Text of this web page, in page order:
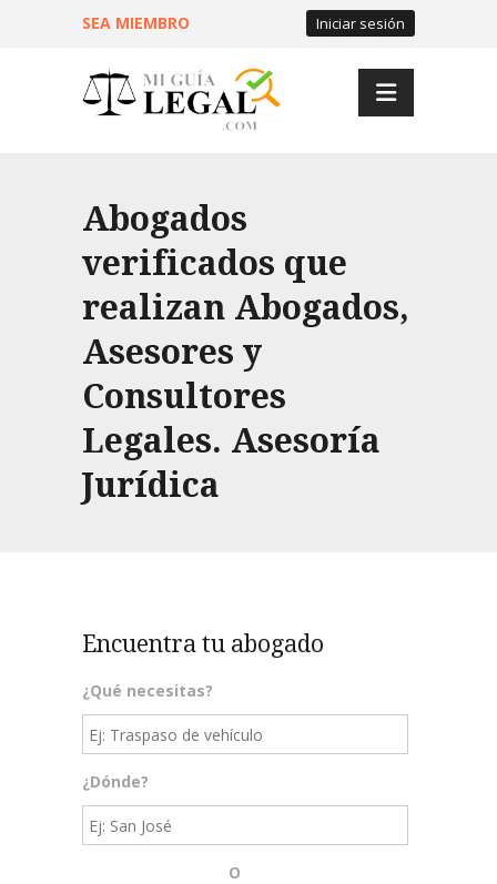
SEA MIEMBRO Iniciar sesión
Abogados
verificados que
realizan Abogados,
Asesores y
Consultores
Legales. Asesoría
Jurídica
Encuentra tu abogado
¿Qué necesitas?
¿Dónde?
O